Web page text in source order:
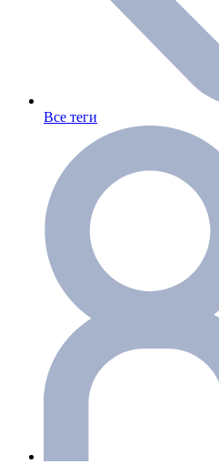
Все теги